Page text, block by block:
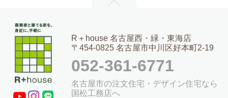
R＋house 名古屋西・緑・東海店
〒454-0825 名古屋市中川区好本町2-19
052-361-6771
名古屋市の注文住宅・デザイン住宅なら
国松工務店へ